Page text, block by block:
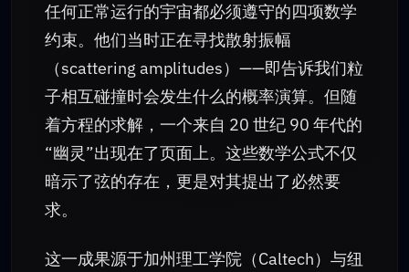
任何正常运行的宇宙都必须遵守的四项数学
约束。他们当时正在寻找散射振幅
（scattering amplitudes）——即告诉我们粒
子相互碰撞时会发生什么的概率演算。但随
着方程的求解，一个来自 20 世纪 90 年代的
“幽灵”出现在了页面上。这些数学公式不仅
暗示了弦的存在，更是对其提出了必然要
求。
这一成果源于加州理工学院（Caltech）与纽